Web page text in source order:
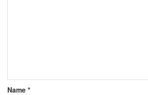
Name *